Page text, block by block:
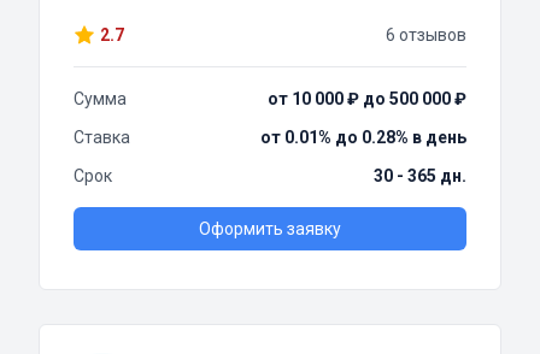
2.7 6 отзывов
Сумма
от 10 000 ₽ до 500 000 ₽
Ставка
от 0.01% до 0.28% в день
Срок
30 - 365 дн.
Оформить заявку